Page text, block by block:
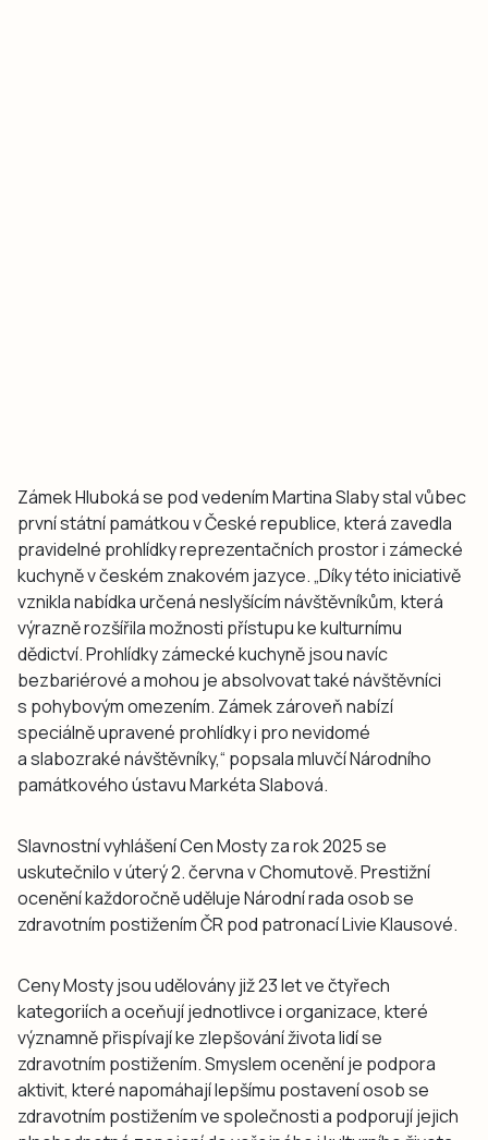
Zámek Hluboká se pod vedením Martina Slaby stal vůbec
první státní památkou v České republice, která zavedla
pravidelné prohlídky reprezentačních prostor i zámecké
kuchyně v českém znakovém jazyce. „Díky této iniciativě
vznikla nabídka určená neslyšícím návštěvníkům, která
výrazně rozšířila možnosti přístupu ke kulturnímu
dědictví. Prohlídky zámecké kuchyně jsou navíc
bezbariérové a mohou je absolvovat také návštěvníci
s pohybovým omezením. Zámek zároveň nabízí
speciálně upravené prohlídky i pro nevidomé
a slabozraké návštěvníky,“ popsala mluvčí Národního
památkového ústavu Markéta Slabová.
Slavnostní vyhlášení Cen Mosty za rok 2025 se
uskutečnilo v úterý 2. června v Chomutově. Prestižní
ocenění každoročně uděluje Národní rada osob se
zdravotním postižením ČR pod patronací Livie Klausové.
Ceny Mosty jsou udělovány již 23 let ve čtyřech
kategoriích a oceňují jednotlivce i organizace, které
významně přispívají ke zlepšování života lidí se
zdravotním postižením. Smyslem ocenění je podpora
aktivit, které napomáhají lepšímu postavení osob se
zdravotním postižením ve společnosti a podporují jejich